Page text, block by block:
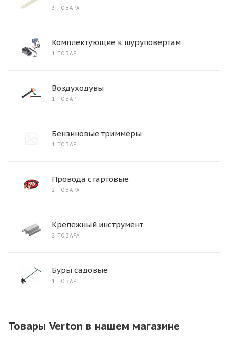
3 ТОВАРА
Комплектующие к шуруповёртам
1 ТОВАР
Воздуходувы
1 ТОВАР
Бензиновые триммеры
1 ТОВАР
Провода стартовые
2 ТОВАРА
Крепежный инструмент
2 ТОВАРА
Буры садовые
1 ТОВАР
Товары Verton в нашем магазине